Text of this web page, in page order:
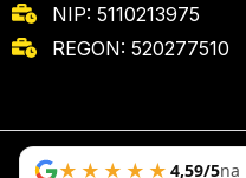
★★★★★ 4,59/5na
NIP: 5110213975
REGON: 520277510